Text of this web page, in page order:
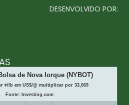
DESENVOLVIDO POR:
de Nova Iorque (NYBOT)
¢/lb em US$/@ multiplicar por 33,069
Fonte: Investing.com